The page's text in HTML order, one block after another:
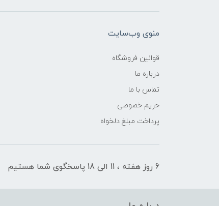
منوی وب‌سایت
قوانین فروشگاه
درباره ما
تماس با ما
حریم خصوصی
پرداخت مبلغ دلخواه
6 روز هفته ، 11 الی 18 پاسخگوی شما هستیم